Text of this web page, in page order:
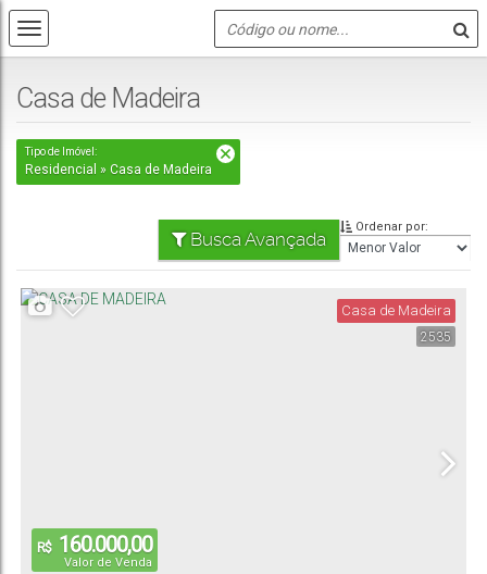
Casa de Madeira
Tipo de Imóvel:
Residencial » Casa de Madeira
Busca Avançada
Ordenar por:
2535
Casa de Madeira
R$ 160.000,00
Valor de Venda